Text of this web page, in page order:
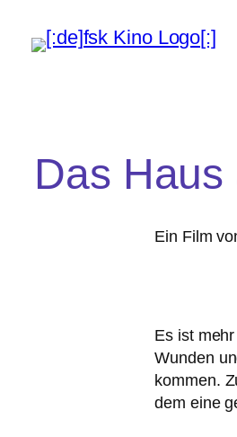
Das
Ein Film
Es ist
Wunden
kom­men.
dem eine